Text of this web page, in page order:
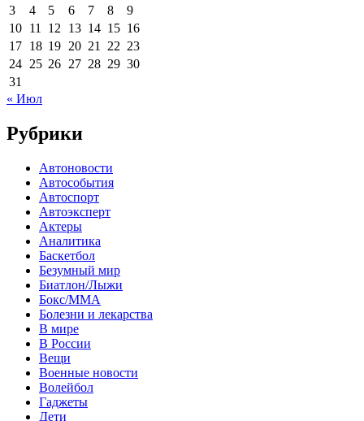
3
4 5 6 7 8
9
10 11 12 13 14 15 16
17 18 19 20 21 22 23
24 25 26 27 28 29 30
31
« Июл
Рубрики
Автоновости
Автособытия
Автоспорт
Автоэксперт
Актеры
Аналитика
Баскетбол
Безумный мир
Биатлон/Лыжи
Бокс/MMA
Болезни и лекарства
В мире
В России
Вещи
Военные новости
Волейбол
Гаджеты
Дети